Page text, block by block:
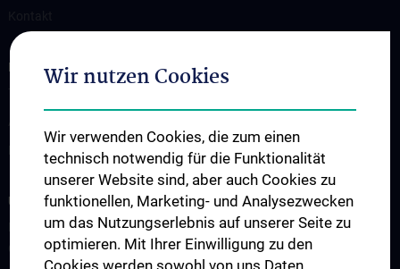
INFORMATIONEN FÜR PATIENT:INNEN
Erkrankungen & Behandlungsspektrum
UNSERE ABTEILUNGEN
Klinische Abteilung für Allgemeine Hals-, Nasen- und
Ohrenheilkunde
Wir nutzen Cookies
Wir verwenden Cookies, die zum einen
technisch notwendig für die Funktionalität
unserer Website sind, aber auch Cookies zu
funktionellen, Marketing- und Analysezwecken
um das Nutzungserlebnis auf unserer Seite zu
optimieren. Mit Ihrer Einwilligung zu den
Cookies werden sowohl von uns Daten